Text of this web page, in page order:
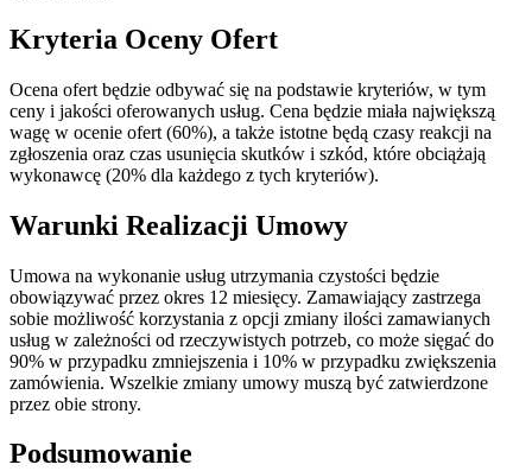
Kryteria Oceny Ofert
Ocena ofert będzie odbywać się na podstawie kryteriów, w tym
ceny i jakości oferowanych usług. Cena będzie miała największą
wagę w ocenie ofert (60%), a także istotne będą czasy reakcji na
zgłoszenia oraz czas usunięcia skutków i szkód, które obciążają
wykonawcę (20% dla każdego z tych kryteriów).
Warunki Realizacji Umowy
Umowa na wykonanie usług utrzymania czystości będzie
obowiązywać przez okres 12 miesięcy. Zamawiający zastrzega
sobie możliwość korzystania z opcji zmiany ilości zamawianych
usług w zależności od rzeczywistych potrzeb, co może sięgać do
90% w przypadku zmniejszenia i 10% w przypadku zwiększenia
zamówienia. Wszelkie zmiany umowy muszą być zatwierdzone
przez obie strony.
Podsumowanie